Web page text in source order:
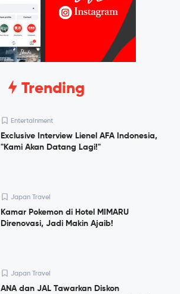
Trending
Entertainment
Exclusive Interview Lienel AFA Indonesia,
"Kami Akan Datang Lagi!"
Japan Travel
Kamar Pokemon di Hotel MIMARU
Direnovasi, Jadi Makin Ajaib!
Japan Travel
ANA dan JAL Tawarkan Diskon